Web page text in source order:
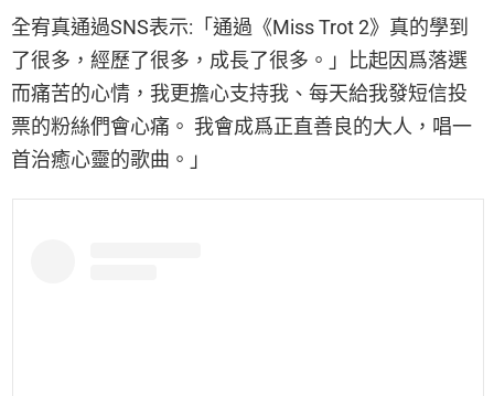
全宥真通過SNS表示:「通過《Miss Trot 2》真的學到
了很多，經歷了很多，成長了很多。」比起因爲落選
而痛苦的心情，我更擔心支持我、每天給我發短信投
票的粉絲們會心痛。 我會成爲正直善良的大人，唱一
首治癒心靈的歌曲。」